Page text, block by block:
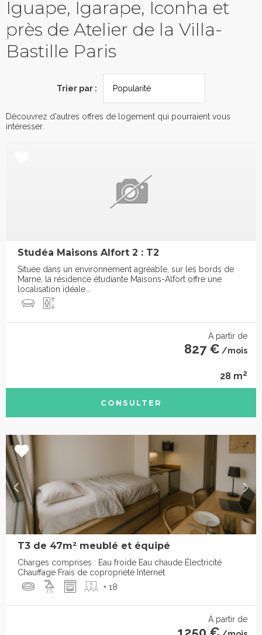
Iguape, Igarape, Iconha et
près de Atelier de la Villa-
Bastille Paris
Trier par :
Découvrez d'autres offres de logement qui pourraient vous
intéresser.
Studéa Maisons Alfort 2 : T2
Située dans un environnement agréable, sur les bords de
Marne, la résidence étudiante Maisons-Alfort offre une
localisation idéale...
À partir de
827 € /mois
28 m2
CONSULTER
T3 de 47m² meublé et équipé
Charges comprises : Eau froide Eau chaude Électricité
Chauffage Frais de copropriété Internet
+ 18
À partir de